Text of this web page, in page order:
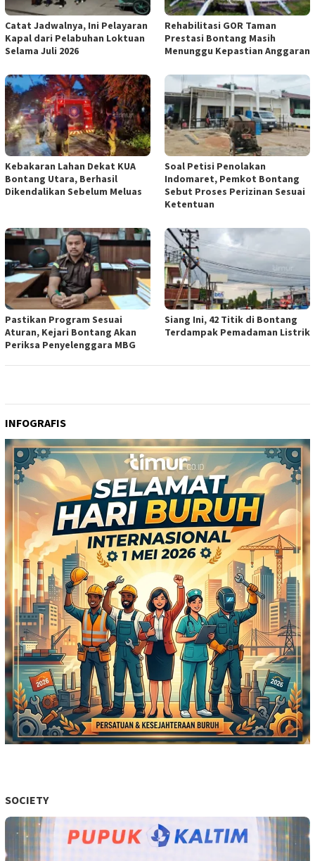
Catat Jadwalnya, Ini Pelayaran
Kapal dari Pelabuhan Loktuan
Selama Juli 2026
Rehabilitasi GOR Taman
Prestasi Bontang Masih
Menunggu Kepastian Anggaran
Kebakaran Lahan Dekat KUA
Bontang Utara, Berhasil
Dikendalikan Sebelum Meluas
Soal Petisi Penolakan
Indomaret, Pemkot Bontang
Sebut Proses Perizinan Sesuai
Ketentuan
Pastikan Program Sesuai
Aturan, Kejari Bontang Akan
Periksa Penyelenggara MBG
Siang Ini, 42 Titik di Bontang
Terdampak Pemadaman Listrik
INFOGRAFIS
SOCIETY